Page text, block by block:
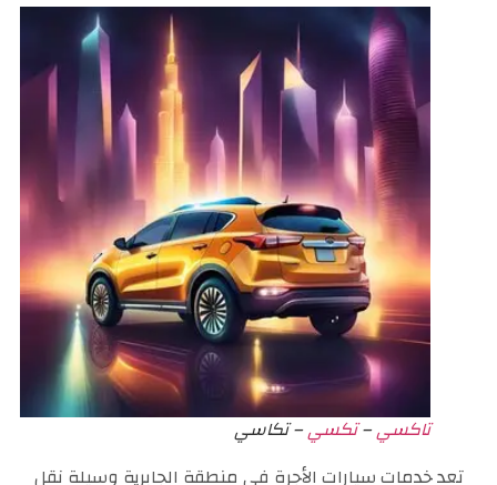
تاكسي–تكسي– تكاسي
تعد خدمات سيارات الأجرة في منطقة الجابرية وسيلة نقل